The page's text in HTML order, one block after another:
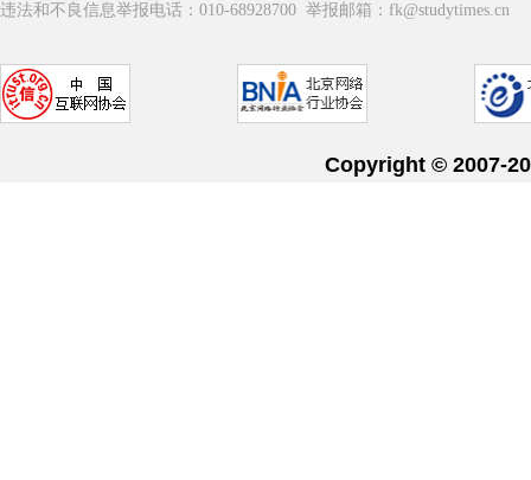
违法和不良信息举报电话：010-68928700 举报邮箱：fk@studytimes.cn
Copyright © 2007-